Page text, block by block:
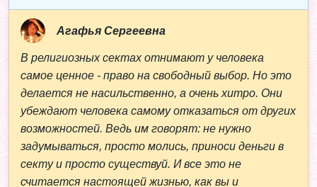
Агафья Сергеевна
В религиозных сектах отнимают у человека
самое ценное - право на свободный выбор. Но это
делается не насильственно, а очень хитро. Они
убеждают человека самому отказаться от других
возможностей. Ведь им говорят: не нужно
задумываться, просто молись, приноси деньги в
секту и просто существуй. И все это не
считается настоящей жизнью, как вы и